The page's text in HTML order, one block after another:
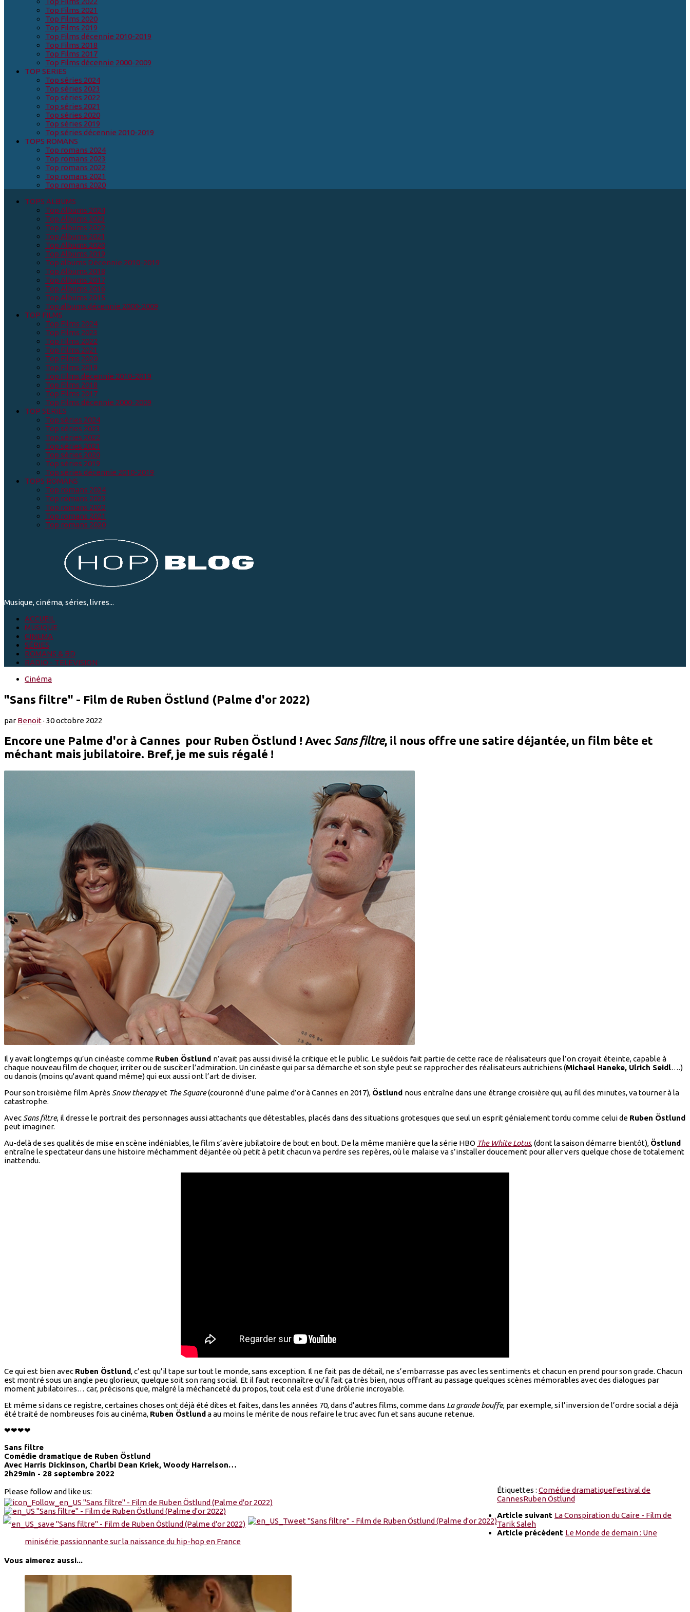
Top Films 2021
Top Films 2020
Top Films 2019
Top Films décennie 2010-2019
Top Films 2018
Top Films 2017
Top Films décennie 2000-2009
TOP SERIES
Top séries 2024
Top séries 2023
Top séries 2022
Top séries 2021
Top séries 2020
Top séries 2019
Top séries décennie 2010-2019
TOPS ROMANS
Top romans 2024
Top romans 2023
Top romans 2022
Top romans 2021
Top romans 2020
TOPS ALBUMS
Top Albums 2024
Top Albums 2023
Top Albums 2022
Top Albums 2021
Top Albums 2020
Top Albums 2019
Top albums Décennie 2010-2019
Top Albums 2018
Top Albums 2017
Top Albums 2016
Top Albums 2015
Top albums décennie 2000-2009
TOP FILMS
Top Films 2024
Top Films 2023
Top Films 2022
Top Films 2021
Top Films 2020
Top Films 2019
Top Films décennie 2010-2019
Top Films 2018
Top Films 2017
Top Films décennie 2000-2009
TOP SERIES
Top séries 2024
Top séries 2023
Top séries 2022
Top séries 2021
Top séries 2020
Top séries 2019
Top séries décennie 2010-2019
TOPS ROMANS
Top romans 2024
Top romans 2023
Top romans 2022
Top romans 2021
Top romans 2020
Musique, cinéma, séries, livres...
ACCUEIL
MUSIQUE
CINEMA
SÉRIES
ROMANS & BD
RADIO - TELEVISION
Cinéma
"Sans filtre" - Film de Ruben Östlund (Palme d'or 2022)
parBenoit· 30 octobre 2022
Encore une Palme d'or à Cannes pour Ruben Östlund ! Avec Sans filtre, il nous offre une satire déjantée, un film bête et
méchant mais jubilatoire. Bref, je me suis régalé !
Il y avait longtemps qu’un cinéaste comme Ruben Östlund n’avait pas aussi divisé la critique et le public. Le suédois fait partie de cette race de réalisateurs que l’on croyait éteinte, capable à
chaque nouveau film de choquer, irriter ou de susciter l’admiration. Un cinéaste qui par sa démarche et son style peut se rapprocher des réalisateurs autrichiens (Michael Haneke, Ulrich Seidl….)
ou danois (moins qu'avant quand même) qui eux aussi ont l’art de diviser.
Pour son troisième film Après Snow therapyet The Square(couronné d’une palme d’or à Cannes en 2017), Östlund nous entraîne dans une étrange croisière qui, au fil des minutes, va tourner à la
catastrophe.
Avec Sans filtre, il dresse le portrait des personnages aussi attachants que détestables, placés dans des situations grotesques que seul un esprit génialement tordu comme celui de Ruben Östlund
peut imaginer.
Au-delà de ses qualités de mise en scène indéniables, le film s’avère jubilatoire de bout en bout. De la même manière que la série HBO The White Lotus, (dont la saison démarre bientôt), Östlund
entraîne le spectateur dans une histoire méchamment déjantée où petit à petit chacun va perdre ses repères, où le malaise va s’installer doucement pour aller vers quelque chose de totalement
inattendu.
Ce qui est bien avec Ruben Östlund, c’est qu’il tape sur tout le monde, sans exception. Il ne fait pas de détail, ne s’embarrasse pas avec les sentiments et chacun en prend pour son grade. Chacun
est montré sous un angle peu glorieux, quelque soit son rang social. Et il faut reconnaître qu’il fait ça très bien, nous offrant au passage quelques scènes mémorables avec des dialogues par
moment jubilatoires… car, précisons que, malgré la méchanceté du propos, tout cela est d’une drôlerie incroyable.
Et même si dans ce registre, certaines choses ont déjà été dites et faites, dans les années 70, dans d’autres films, comme dans La grande bouffe, par exemple, si l’inversion de l’ordre social a déjà
été traité de nombreuses fois au cinéma, Ruben Östlunda au moins le mérite de nous refaire le truc avec fun et sans aucune retenue.
❤❤❤❤
Sans filtre
Comédie dramatique de Ruben Östlund
Avec Harris Dickinson, Charlbi Dean Kriek, Woody Harrelson…
2h29min - 28 septembre 2022
Please follow and like us: Étiquettes : Comédie dramatiqueFestival de
CannesRuben Östlund
Article suivant La Conspiration du Caire - Film de
Tarik Saleh
Article précédent Le Monde de demain : Une
minisérie passionnante sur la naissance du hip-hop en France
Vous aimerez aussi...